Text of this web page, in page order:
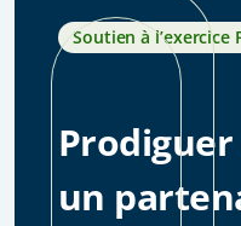
Soutien à l’exercice
Prodiguer
un